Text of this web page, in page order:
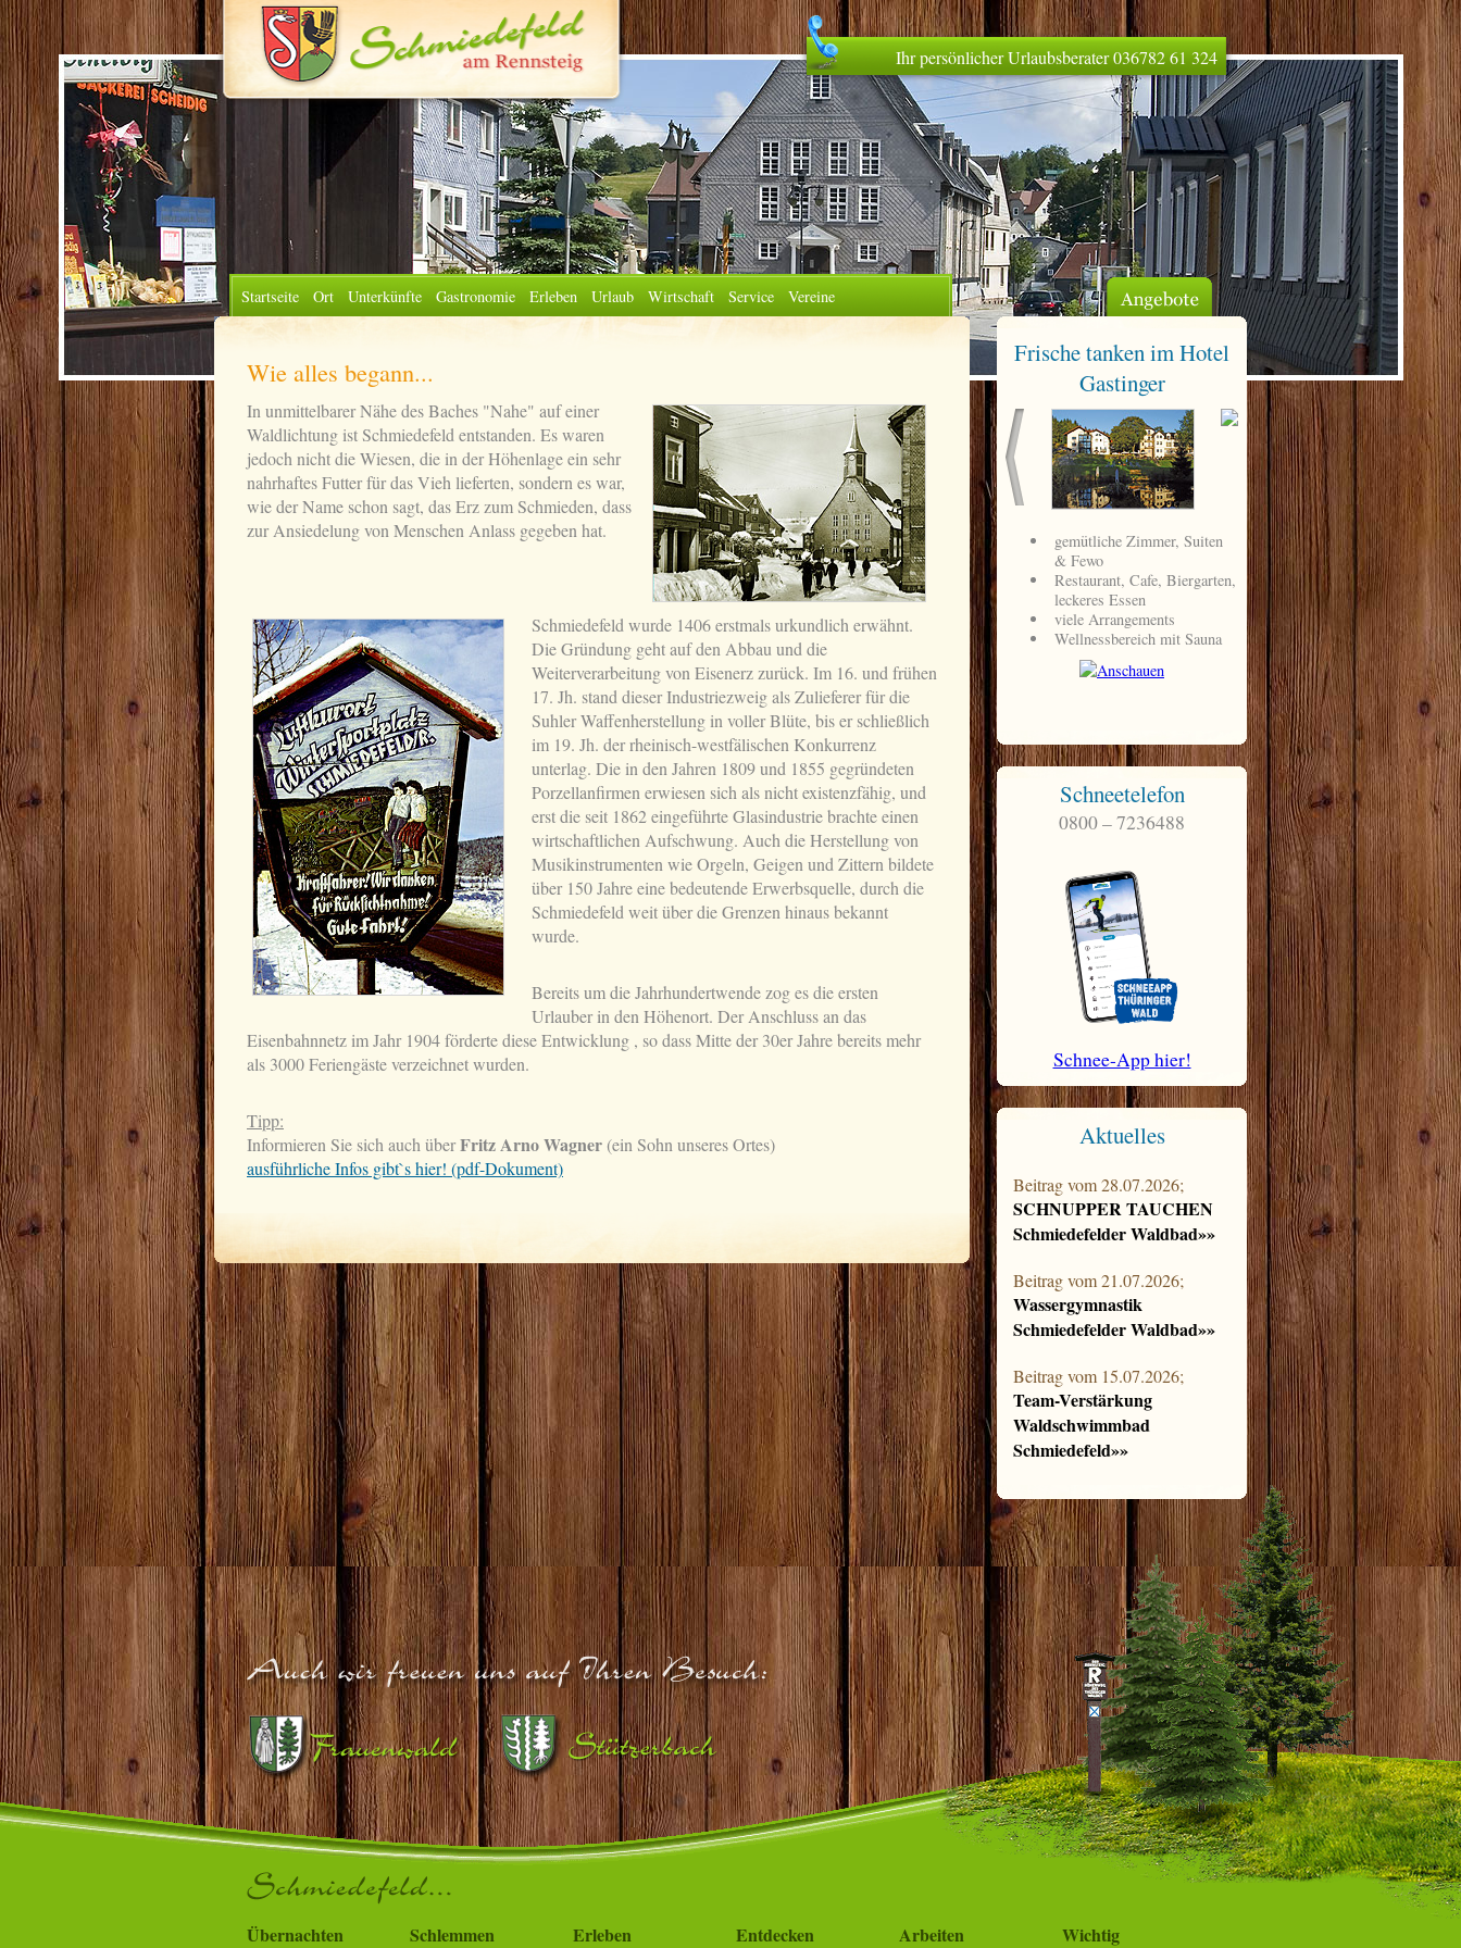
Ihr persönlicher Urlaubsberater 036782 61 324
Startseite Ort Unterkünfte Gastronomie Erleben Urlaub Wirtschaft Service Vereine
Wie alles begann...
In unmittelbarer Nähe des Baches "Nahe" auf einer
Waldlichtung ist Schmiedefeld entstanden. Es waren
jedoch nicht die Wiesen, die in der Höhenlage ein sehr
nahrhaftes Futter für das Vieh lieferten, sondern es war,
wie der Name schon sagt, das Erz zum Schmieden, dass
zur Ansiedelung von Menschen Anlass gegeben hat.
Schmiedefeld wurde 1406 erstmals urkundlich erwähnt.
Die Gründung geht auf den Abbau und die
Weiterverarbeitung von Eisenerz zurück. Im 16. und frühen
17. Jh. stand dieser Industriezweig als Zulieferer für die
Suhler Waffenherstellung in voller Blüte, bis er schließlich
im 19. Jh. der rheinisch-westfälischen Konkurrenz
unterlag. Die in den Jahren 1809 und 1855 gegründeten
Porzellanfirmen erwiesen sich als nicht existenzfähig, und
erst die seit 1862 eingeführte Glasindustrie brachte einen
wirtschaftlichen Aufschwung. Auch die Herstellung von
Musikinstrumenten wie Orgeln, Geigen und Zittern bildete
über 150 Jahre eine bedeutende Erwerbsquelle, durch die
Schmiedefeld weit über die Grenzen hinaus bekannt
wurde.
Bereits um die Jahrhundertwende zog es die ersten
Urlauber in den Höhenort. Der Anschluss an das
Eisenbahnnetz im Jahr 1904 förderte diese Entwicklung , so dass Mitte der 30er Jahre bereits mehr
als 3000 Feriengäste verzeichnet wurden.
Tipp:
Informieren Sie sich auch überFritz Arno Wagner (ein Sohn unseres Ortes)
ausführliche Infos gibt`s hier! (pdf-Dokument)
Schneetelefon
0800 – 7236488
Schnee-App hier!
Aktuelles
Beitrag vom 28.07.2026;
SCHNUPPER TAUCHEN
Schmiedefelder Waldbad»»
Beitrag vom 21.07.2026;
Wassergymnastik
Schmiedefelder Waldbad»»
Beitrag vom 15.07.2026;
Team-Verstärkung
Waldschwimmbad
Schmiedefeld»»
Übernachten Schlemmen Erleben Entdecken Arbeiten Wichtig